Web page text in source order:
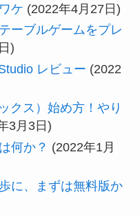
ケ (2022年4月27日)
ーブルゲームをプレ
)
レビュー (2022
クス）始め方！やり
3月3日)
何か？ (2022年1月
に、まずは無料版か